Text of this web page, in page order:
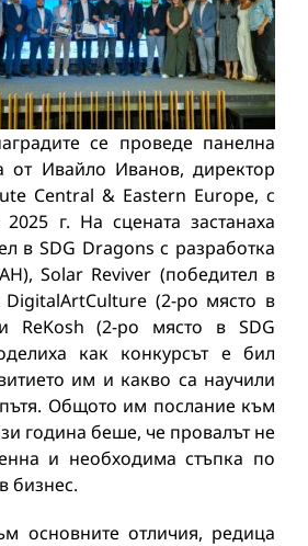
се проведе панелна
от Ивайло Иванов, директор
Central & Eastern Europe, с
г. На сцената застанаха
в SDG Dragons с разработка
Solar Reviver (победител в
(2-ро място в
ReKosh (2-ро място в SDG
как конкурсът е бил
им и какво са научили
Общото им послание към
година беше, че провалът не
и необходима стъпка по
бизнес.
основните отличия, редица